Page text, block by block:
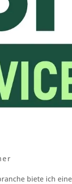
biete ich